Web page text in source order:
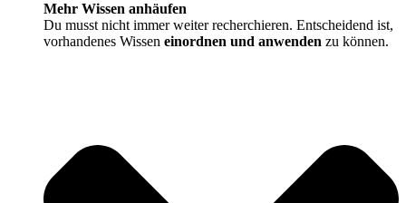
Mehr Wissen anhäufen
Du musst nicht immer weiter recherchieren. Entscheidend ist,
vorhandenes Wissen einordnen und anwenden zu können.